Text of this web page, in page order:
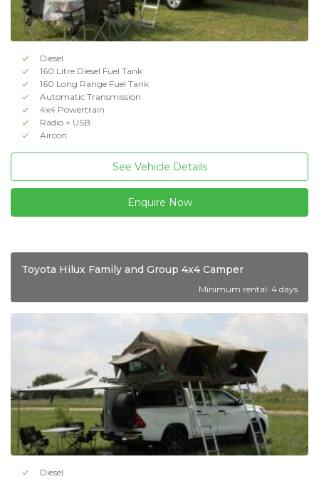
Diesel
160 Litre Diesel Fuel Tank
160 Long Range Fuel Tank
Automatic Transmission
4x4 Powertrain
Radio + USB
Aircon
See Vehicle Details
Enquire Now
Toyota Hilux Family and Group 4x4 Camper
Minimum rental: 4 days
Diesel